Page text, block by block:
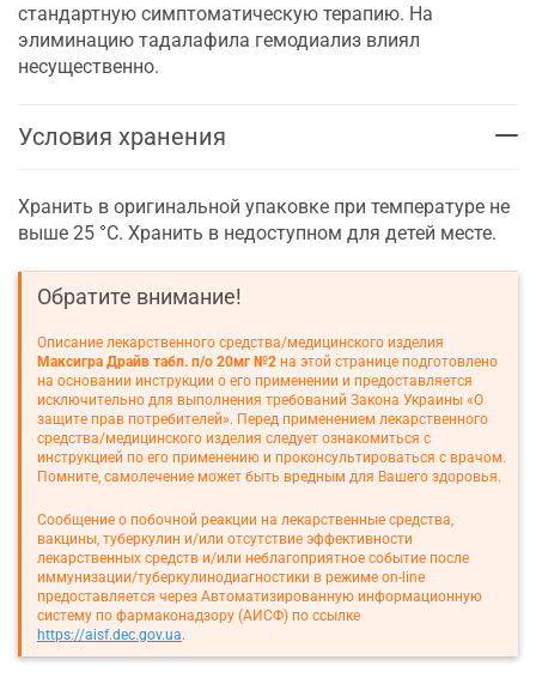
стандартную симптоматическую терапию. На
элиминацию тадалафила гемодиализ влиял
несущественно.
Условия хранения
Хранить в оригинальной упаковке при температуре не
выше 25 °С. Хранить в недоступном для детей месте.
Обратите внимание!
Описание лекарственного средства/медицинского изделия
Максигра Драйв табл. п/о 20мг №2 на этой странице подготовлено
на основании инструкции о его применении и предоставляется
исключительно для выполнения требований Закона Украины «О
защите прав потребителей». Перед применением лекарственного
средства/медицинского изделия следует ознакомиться с
инструкцией по его применению и проконсультироваться с врачом.
Помните, самолечение может быть вредным для Вашего здоровья.
Сообщение о побочной реакции на лекарственные средства,
вакцины, туберкулин и/или отсутствие эффективности
лекарственных средств и/или неблагоприятное событие после
иммунизации/туберкулинодиагностики в режиме on-line
предоставляется через Автоматизированную информационную
систему по фармаконадзору (АИСФ) по ссылке
https://aisf.dec.gov.ua.